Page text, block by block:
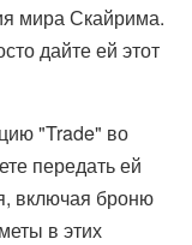
мира Скайрима.
дайте ей этот
"Trade" во
передать ей
включая броню
в этих